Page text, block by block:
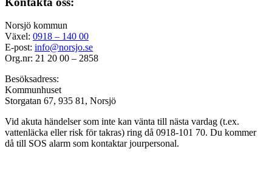
Norsjö kommun
Växel: 0918 – 140 00
E-post: info@norsjo.se
Org.nr: 21 20 00 – 2858
Besöksadress:
Kommunhuset
Storgatan 67, 935 81, Norsjö
Vid akuta händelser som inte kan vänta till nästa vardag (t.ex.
vattenläcka ellerrisk för takras) ring då 0918-101 70. Du kommer
då till SOS alarm som kontaktar jourpersonal.